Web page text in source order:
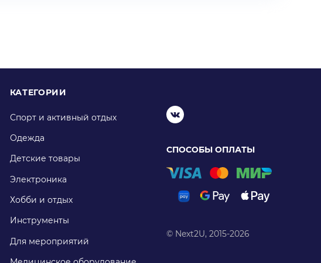
КАТЕГОРИИ
Спорт и активный отдых
Одежда
Детские товары
Электроника
Хобби и отдых
Инструменты
Для мероприятий
СПОСОБЫ ОПЛАТЫ
© Next2U, 2015-2026